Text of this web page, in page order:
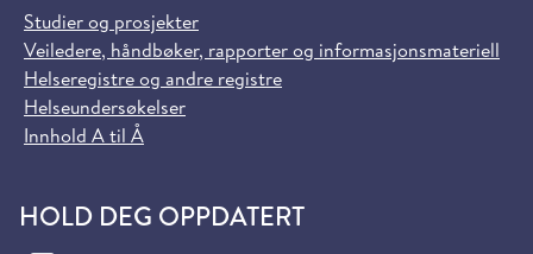
Studier og prosjekter
Veiledere, håndbøker, rapporter og informasjonsmateriell
Helseregistre og andre registre
Helseundersøkelser
Innhold A til Å
HOLD DEG OPPDATERT